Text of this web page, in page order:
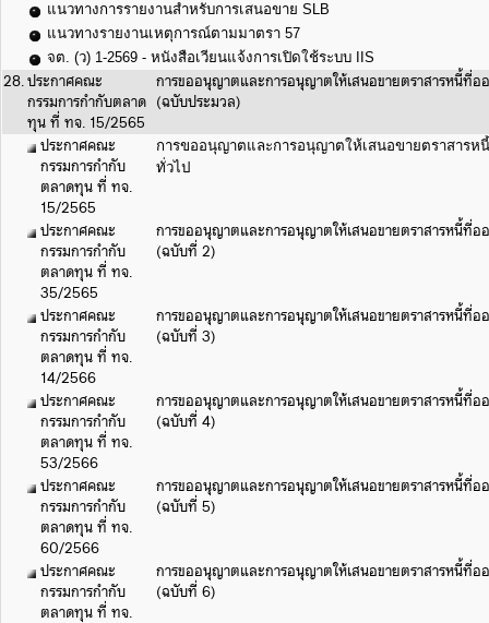
แนวทางการรายงานสำหรับการเสนอขาย SLB
แนวทางรายงานเหตุการณ์ตามมาตรา 57
จต. (ว) 1-2569 - หนังสือเวียนแจ้งการเปิดใช้ระบบ IIS
28.ประกาศคณะ
กรรมการกำกับตลาด
ทุน ที่ ทจ. 15/2565
การขออนุญาตและการอนุญาตให้เสนอขายตราสารหนี้ที่อ
(ฉบับประมวล)
ประกาศคณะ
กรรมการกำกับ
ตลาดทุน ที่ ทจ.
15/2565
การขออนุญาตและการอนุญาตให้เสนอขายตราสารห
ทั่วไป
ประกาศคณะ
กรรมการกำกับ
ตลาดทุน ที่ ทจ.
35/2565
การขออนุญาตและการอนุญาตให้เสนอขายตราสารหนี้ที่อ
(ฉบับที่ 2)
ประกาศคณะ
กรรมการกำกับ
ตลาดทุน ที่ ทจ.
14/2566
การขออนุญาตและการอนุญาตให้เสนอขายตราสารหนี้ที่อ
(ฉบับที่ 3)
ประกาศคณะ
กรรมการกำกับ
ตลาดทุน ที่ ทจ.
53/2566
การขออนุญาตและการอนุญาตให้เสนอขายตราสารหนี้ที่อ
(ฉบับที่ 4)
ประกาศคณะ
กรรมการกำกับ
ตลาดทุน ที่ ทจ.
60/2566
การขออนุญาตและการอนุญาตให้เสนอขายตราสารหนี้ที่อ
(ฉบับที่ 5)
ประกาศคณะ
กรรมการกำกับ
ตลาดทุน ที่ ทจ.
การขออนุญาตและการอนุญาตให้เสนอขายตราสารหนี้ที่อ
(ฉบับที่ 6)